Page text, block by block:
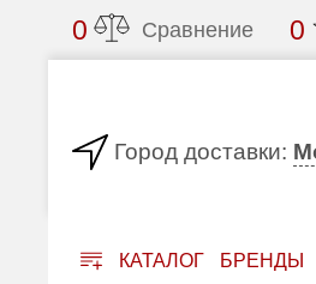
0 Сравнение 0
Город доставки:
КАТАЛОГ БРЕНДЫ